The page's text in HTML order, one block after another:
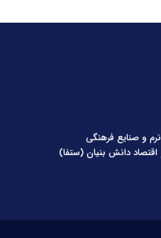
و صنایع فرهنگی
دانش بنیان (ستفا)